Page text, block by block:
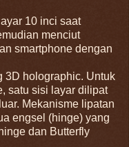
10 inci saat
menciut
smartphone dengan
3D holographic. Untuk
satu sisi layar dilipat
Mekanisme lipatan
engsel (hinge) yang
dan Butterfly